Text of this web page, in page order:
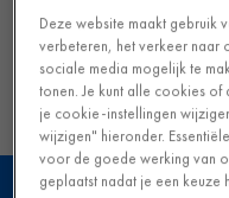
Bekijk deze
Deze website maakt gebruik
verbeteren, het verkeer naar
sociale media mogelijk te
tonen. Je kunt alle cookies
je cookie-instellingen
wijzigen" hieronder.
voor de goede werking van
geplaatst nadat je een keuze